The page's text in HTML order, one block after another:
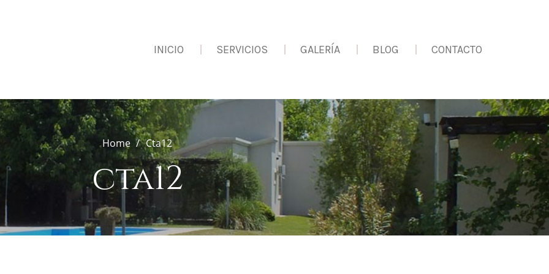
INICIO SERVICIOS GALERÍA BLOG CONTACTO
Home Cta12
cta12